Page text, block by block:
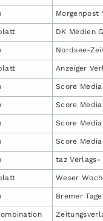
Morgenpost
DK Medien
Nordsee-
Anzeiger
Score
Score
Score
Score
taz Verlags-
Weser
Bremer